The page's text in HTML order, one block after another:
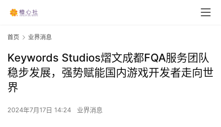
首页 业界消息
Keywords Studios熠文成都FQA服务团队
稳步发展，强势赋能国内游戏开发者走向世
界
2024年7月17日 14:24 业界消息